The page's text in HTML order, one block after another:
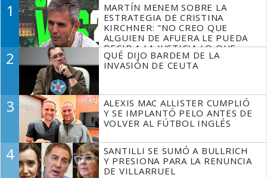
1
MARTÍN MENEM SOBRE LA
ESTRATEGIA DE CRISTINA
KIRCHNER: "NO CREO QUE
ALGUIEN DE AFUERA LE PUEDA
DECIR A LA JUSTICIA LO QUE
TIENE QUE HACER"
2
QUÉ DIJO BARDEM DE LA
INVASIÓN DE CEUTA
3
ALEXIS MAC ALLISTER CUMPLIÓ
Y SE IMPLANTÓ PELO ANTES DE
VOLVER AL FÚTBOL INGLÉS
4
SANTILLI SE SUMÓ A BULLRICH
Y PRESIONA PARA LA RENUNCIA
DE VILLARRUEL